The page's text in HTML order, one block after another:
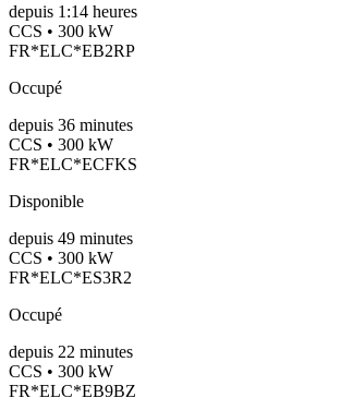
depuis 1:14 heures
CCS • 300 kW
FR*ELC*EB2RP
Occupé
depuis 36 minutes
CCS • 300 kW
FR*ELC*ECFKS
Disponible
depuis 49 minutes
CCS • 300 kW
FR*ELC*ES3R2
Occupé
depuis 22 minutes
CCS • 300 kW
FR*ELC*EB9BZ